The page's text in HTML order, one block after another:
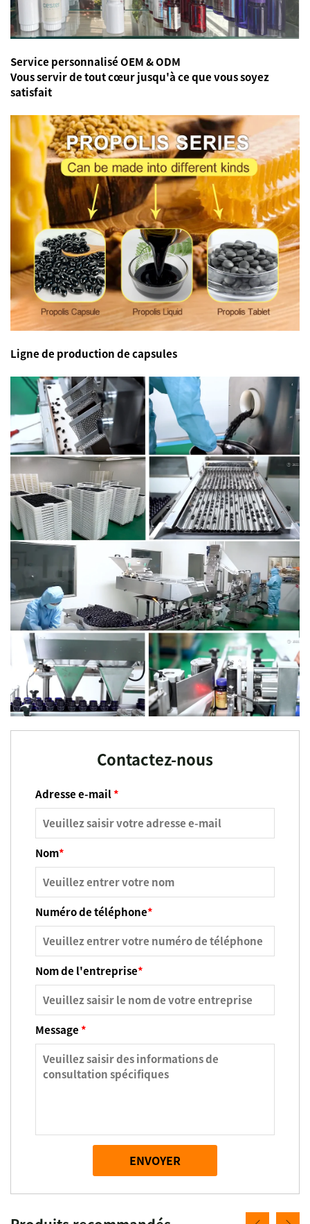
Service personnalisé OEM & ODM
Vous servir de tout cœurjusqu'à ce que vous soyez
satisfait
Ligne de production de capsules
Contactez-nous
Adresse e-mail*
Nom*
Numéro de téléphone*
Nom de l'entreprise*
Message*
ENVOYER